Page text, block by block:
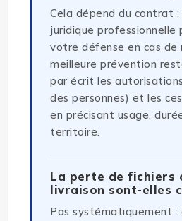
Cela dépend du contrat
juridique professionnelle
votre défense en cas de
meilleure prévention
par écrit les
des personnes) et les
en précisant usage,
territoire.
La perte de fichiers
livraison sont-elles
Pas systématiquement :